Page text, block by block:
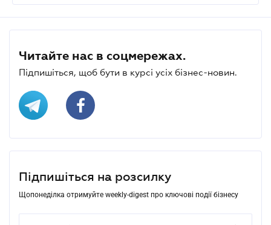
Читайте нас в соцмережах.
Підпишіться, щоб бути в курсі усіх бізнес-новин.
Підпишіться на розсилку
Щопонеділка отримуйте weekly-digest про ключові події бізнесу